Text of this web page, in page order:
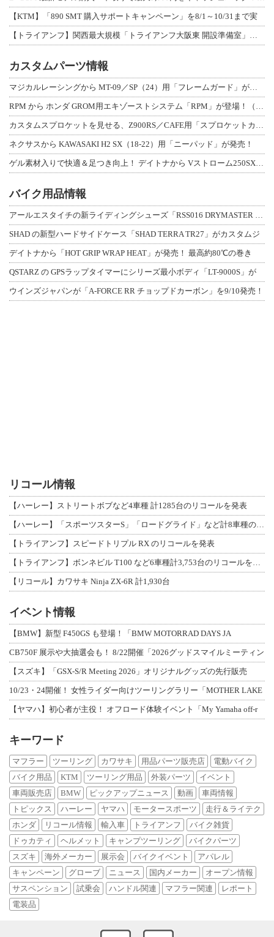
【KTM】「890 SMT 購入サポートキャンペーン」を8/1～10/31まで実
カスタムパーツ情報
ネクサスから KAWASAKI H2 SX（18-22）用「ニーパッド」が発売！
バイク用品情報
SHAD の新型ハードサイドケース「SHAD TERRA TR27」がカスタムジ
デイトナから「HOT GRIP WRAP HEAT」が発売！ 最高約80℃の巻き
QSTARZ の GPSラップタイマーにシリーズ最小ボディ「LT-9000S」が
ウインズジャパンが「A-FORCE RR チョップドカーボン」を9/10発売！
リコール情報
【ハーレー】ストリートボブなど4車種 計1285台のリコールを発表
【トライアンフ】スピードトリプル RX のリコールを発表
【リコール】カワサキ Ninja ZX-6R 計1,930台
イベント情報
【BMW】新型 F450GS も登場！「BMW MOTORRAD DAYS JA
CB750F 展示や大抽選会も！ 8/22開催「2026グッドスマイルミーティン
【スズキ】「GSX-S/R Meeting 2026」オリジナルグッズの先行販売
10/23・24開催！ 女性ライダー向けツーリングラリー「MOTHER LAKE
【ヤマハ】初心者が主役！ オフロード体験イベント「My Yamaha off-r
キーワード
マフラー ツーリング カワサキ 用品パーツ販売店
電動バイク
バイク用品
KTM ツーリング用品 外装パーツ
イベント
車両販売店
BMW ピックアップニュース 動画
車両情報
トピックス
ハーレー ヤマハ モータースポーツ
走行＆ライテク
ホンダ
リコール情報 輸入車 トライアンフ
バイク雑貨
ドゥカティ
ヘルメット キャンプツーリング
バイクパーツ
スズキ
海外メーカー 展示会 バイクイベント
アパレル
キャンペーン
グローブ ニュース 国内メーカー
オープン情報
サスペンション
試乗会 ハンドル関連 マフラー関連
レポート
電装品